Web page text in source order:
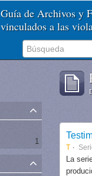
Guía de Archivos y
vinculados a las
1
T
La